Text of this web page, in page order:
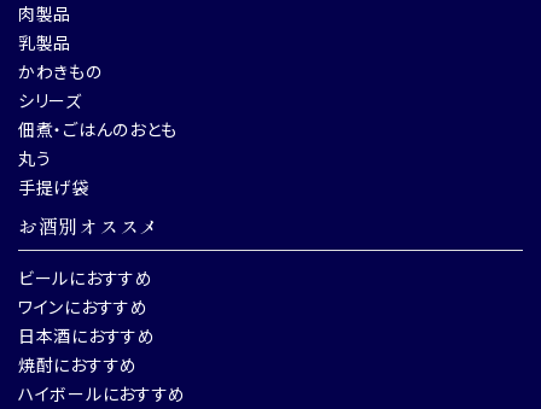
肉製品
乳製品
かわきもの
シリーズ
佃煮・ごはんのおとも
丸う
手提げ袋
お酒別オススメ
ビールにおすすめ
ワインにおすすめ
日本酒におすすめ
焼酎におすすめ
ハイボールにおすすめ